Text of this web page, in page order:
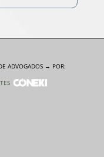
ADVOGADOS → POR: